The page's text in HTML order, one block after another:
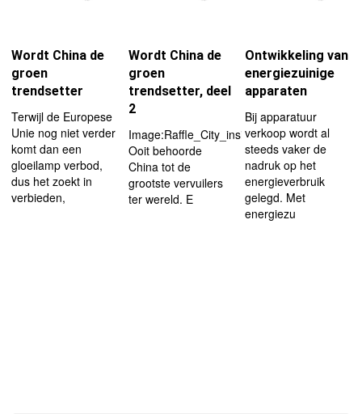
Wordt China de
groen
trendsetter
Terwijl de Europese
Unie nog niet verder
komt dan een
gloeilamp verbod,
dus het zoekt in
verbieden,
Wordt China de
groen
trendsetter, deel
2
Image:Raffle_City_inside.jpg|left|180px
Ooit behoorde
China tot de
grootste vervuilers
ter wereld. E
Ontwikkeling van
energiezuinige
apparaten
Bij apparatuur
verkoop wordt al
steeds vaker de
nadruk op het
energieverbruik
gelegd. Met
energiezu